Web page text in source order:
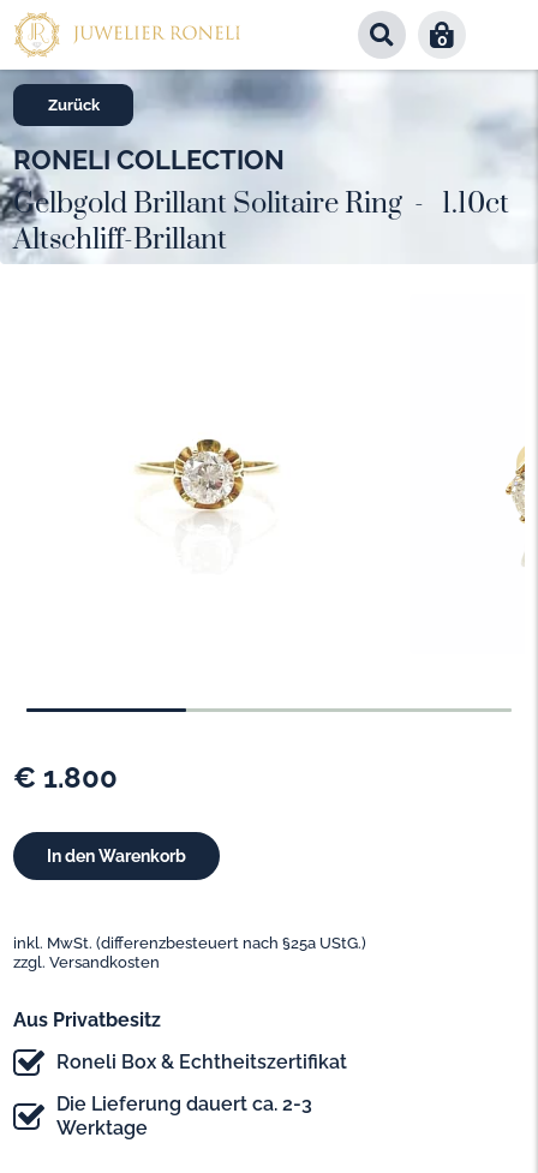
0
Zurück
€ 1.800
inkl. MwSt. (differenzbesteuert nach §25a UStG.)
zzgl. Versandkosten
Aus Privatbesitz
Roneli Box & Echtheitszertifikat
Die Lieferung dauert ca. 2-3
Werktage
RONELI COLLECTION
Gelbgold Brillant Solitaire Ring - 1.10ct
Altschliff-Brillant